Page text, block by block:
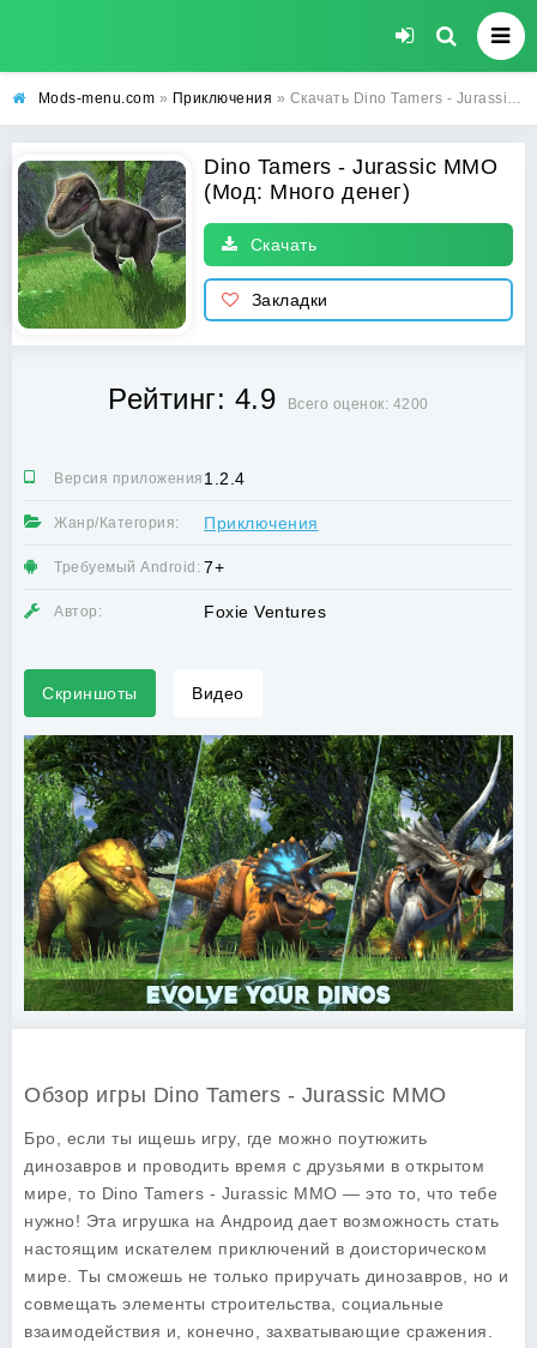
Mods-menu.com » Приключения » Скачать Dino Tamers - Jurassic MMO Взлом (Много денег) на Андроид бесплатно
Dino Tamers - Jurassic MMO
(Мод: Много денег)
Скачать
Закладки
Рейтинг: 4.9 Всего оценок: 4200
Версия приложения:1.2.4
Жанр/Категория: Приключения
Требуемый Android: 7+
Автор: Foxie Ventures
Скриншоты Видео
Обзор игры Dino Tamers - Jurassic MMO
Бро, если ты ищешь игру, где можно поутюжить
динозавров и проводить время с друзьями в открытом
мире, то Dino Tamers - Jurassic MMO — это то, что тебе
нужно! Эта игрушка на Андроид дает возможность стать
настоящим искателем приключений в доисторическом
мире. Ты сможешь не только приручать динозавров, но и
совмещать элементы строительства, социальные
взаимодействия и, конечно, захватывающие сражения.